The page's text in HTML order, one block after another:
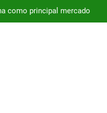
como principal mercado
como principal mercado